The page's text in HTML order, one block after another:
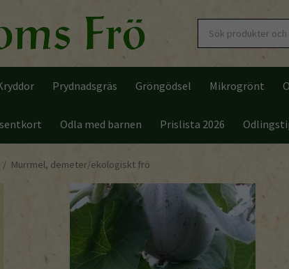
Prydnadsgräs Gröngödsel Mikrogrönt
Odla med barnen Prislista 2026
/ Murrmel, demeter/ekologiskt frö